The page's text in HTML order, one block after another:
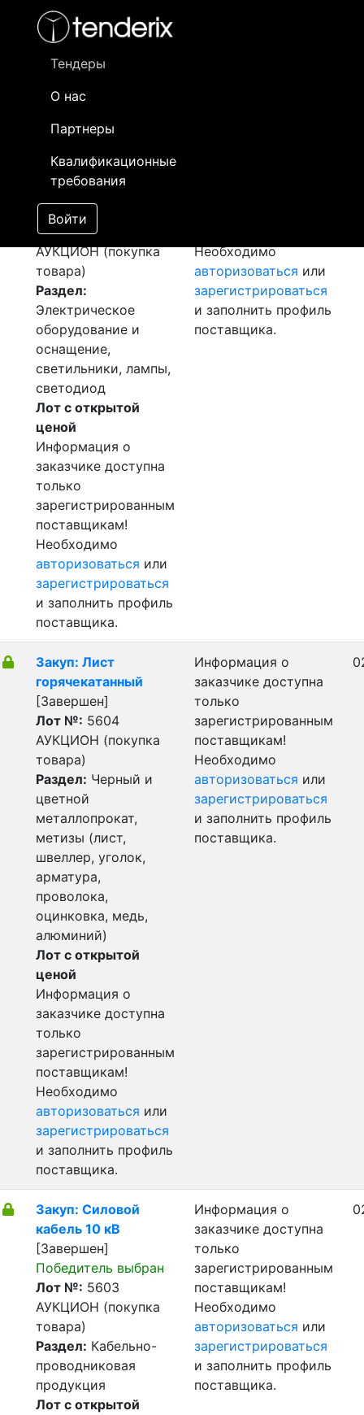
Тендеры
О нас
Партнеры
Квалификационные
требования
Войти
- активный лот
- сохраненный лот (не опубликован)
Закуп: Материалы
для компрессора
REMEZA BK 50T-8
[Завершен]
Лот №:5605
АУКЦИОН (покупка
товара)
Раздел:
Электрическое
оборудование и
оснащение,
светильники, лампы,
светодиод
Лот с открытой
ценой
Информация о
заказчике доступна
только
зарегистрированным
поставщикам!
Необходимо
авторизоваться или
зарегистрироваться
и заполнить профиль
поставщика.
Необходимо
авторизоваться или
зарегистрироваться
и заполнить профиль
поставщика.
Закуп: Лист
горячекатанный
[Завершен]
Лот №: 5604
АУКЦИОН (покупка
товара)
Раздел: Черный и
цветной
металлопрокат,
метизы (лист,
швеллер, уголок,
арматура,
проволока,
оцинковка, медь,
алюминий)
Лот с открытой
ценой
Информация о
заказчике доступна
только
зарегистрированным
поставщикам!
Необходимо
авторизоваться или
зарегистрироваться
и заполнить профиль
поставщика.
Информация о
заказчике доступна
только
зарегистрированным
поставщикам!
Необходимо
авторизоваться или
зарегистрироваться
и заполнить профиль
поставщика.
Закуп: Силовой
кабель 10 кВ
[Завершен]
Победитель выбран
Лот №: 5603
АУКЦИОН (покупка
товара)
Раздел: Кабельно-
проводниковая
продукция
Лот с открытой
Информация о
заказчике доступна
только
зарегистрированным
поставщикам!
Необходимо
авторизоваться или
зарегистрироваться
и заполнить профиль
поставщика.